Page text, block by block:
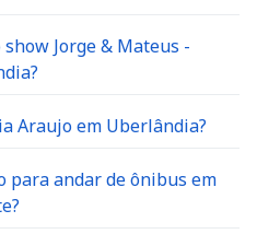
Jorge & Mateus -
Araujo em Uberlândia?
andar de ônibus em